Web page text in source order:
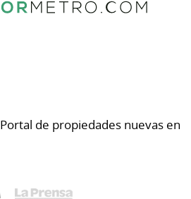
Portal de propiedades nuevas en